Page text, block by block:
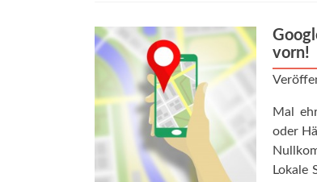
vorn!
Mal
oder
Lokale